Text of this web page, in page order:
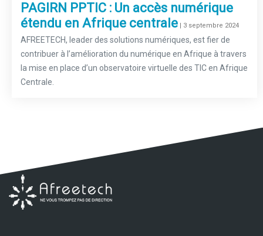
PAGIRN PPTIC : Un accès numérique
étendu en Afrique centrale | 3 septembre 2024
AFREETECH, leader des solutions numériques, est fier de
contribuer à l’amélioration du numérique en Afrique à travers
la mise en place d’un observatoire virtuelle des TIC en Afrique
Centrale.